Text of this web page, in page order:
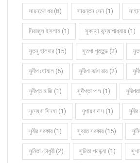
সায়ন্তন ধর (8) সায়ন্তন সেন (1)
সিরাজুল ইসলাম (1) সুকন্যা বন্দ্যোপাধ্যায় (1)
সুতনু হালদার (15) সুতপা পুততুন্ড (2)
সুদীপ ঘোষাল (6) সুদীপা বর্মণ রায় (2)
সুদীপ্ত মাজি (1) সুদীপ্তা পাল (1)
সুদেষ্ণা সিনহা (1) সুপায়ণ দাস (1) সুবীর
সুবীর সরকার (1) সুব্রত সরকার (15)
সুমিতা চৌধুরী (2) সুমিতা পয়ড়্যা (1)